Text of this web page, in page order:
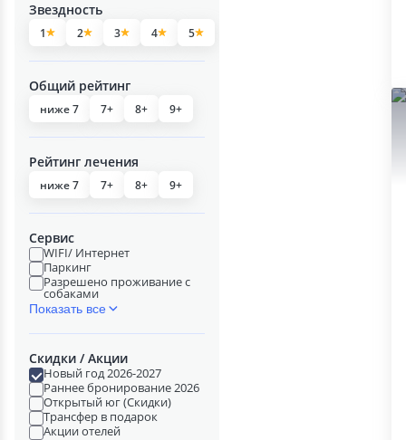
Звездность
1 2 3 4 5
Общий рейтинг
ниже 7 7+ 8+ 9+
Рейтинг лечения
ниже 7 7+ 8+ 9+
Сервис
WIFI/ Интернет
Паркинг
Разрешено проживание с
собаками
Показать все
Скидки / Акции
Новый год 2026-2027
Раннее бронирование 2026
Открытый юг (Скидки)
Трансфер в подарок
Акции отелей